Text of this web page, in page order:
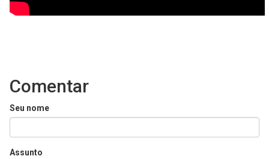
Comentar
Seu nome
Assunto